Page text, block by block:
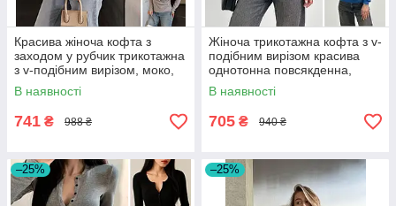
Красива жіноча кофта з
заходом у рубчик трикотажна
з v-подібним вирізом, моко,
біла, чорна, сіра
В наявності
741 ₴ 988 ₴
Жіноча трикотажна кофта з v-
подібним вирізом красива
однотонна повсякденна,
коричнева, синя, біла
В наявності
705 ₴ 940 ₴
–25% –25%